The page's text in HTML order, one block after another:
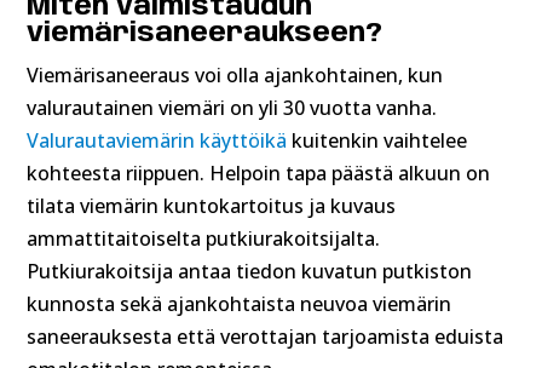
Miten valmistaudun
viemärisaneeraukseen?
Viemärisaneeraus voi olla ajankohtainen, kun
valurautainen viemäri on yli 30 vuotta vanha.
Valurautaviemärin käyttöikä kuitenkin vaihtelee
kohteesta riippuen. Helpoin tapa päästä alkuun on
tilata viemärin kuntokartoitus ja kuvaus
ammattitaitoiselta putkiurakoitsijalta.
Putkiurakoitsija antaa tiedon kuvatun putkiston
kunnosta sekä ajankohtaista neuvoa viemärin
saneerauksesta että verottajan tarjoamista eduista